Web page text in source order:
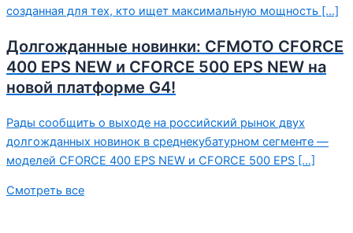
созданная для тех, кто ищет максимальную мощность […]
Долгожданные новинки: CFMOTO CFORCE
400 EPS NEW и CFORCE 500 EPS NEW на
новой платформе G4!
Рады сообщить о выходе на российский рынок двух
долгожданных новинок в среднекубатурном сегменте —
моделей CFORCE 400 EPS NEW и CFORCE 500 EPS […]
Смотреть все